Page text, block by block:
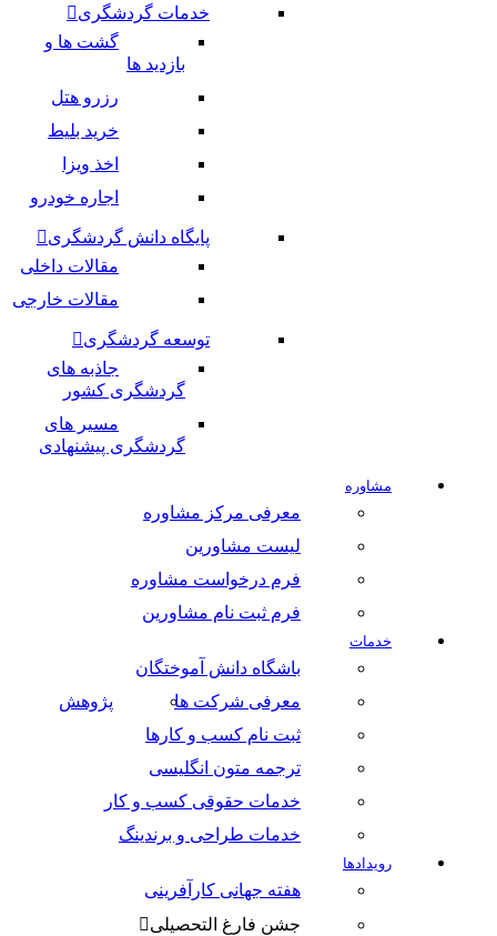
خدمات گردشگری
گشت ها و
بازدید ها
رزرو هتل
خرید بلیط
اخذ ویزا
اجاره خودرو
پایگاه دانش گردشگری
مقالات داخلی
مقالات خارجی
توسعه گردشگری
جاذبه های
گردشگری کشور
مسیر های
گردشگری پیشنهادی
مشاوره
معرفی مرکز مشاوره
لیست مشاورین
فرم درخواست مشاوره
فرم ثبت نام مشاورین
خدمات
باشگاه دانش آموختگان
معرفی شرکت ها
پژوهش
ثبت نام کسب و کارها
ترجمه متون انگلیسی
خدمات حقوقی کسب و کار
خدمات طراحی و برندینگ
رویدادها
هفته جهانی کارآفرینی
جشن فارغ التحصیلی